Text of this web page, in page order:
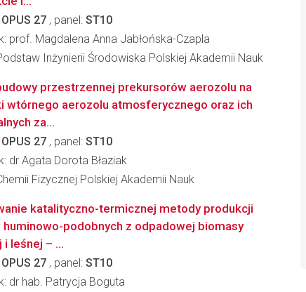
OPUS 27 , panel: ST10
prof. Magdalena Anna Jabłońska-Czapla
Inżynierii Środowiska Polskiej Akademii Nauk
przestrzennej prekursorów aerozolu na
wtórnego aerozolu atmosferycznego oraz ich
za...
OPUS 27 , panel: ST10
dr Agata Dorota Błaziak
Fizycznej Polskiej Akademii Nauk
katalityczno-termicznej metody produkcji
huminowo-podobnych z odpadowej biomasy
i leśnej – ...
OPUS 27 , panel: ST10
dr hab. Patrycja Boguta